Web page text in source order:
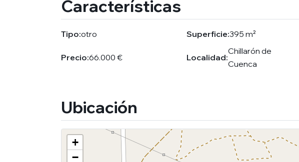
Características
Tipo:otro Superficie:395 m²
Precio:66.000 € Localidad:
Chillarón de
Cuenca
Ubicación
+
−